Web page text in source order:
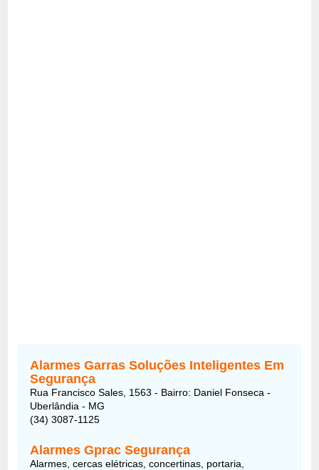
Alarmes Garras Soluções Inteligentes Em
Segurança
Rua Francisco Sales, 1563 - Bairro: Daniel Fonseca -
Uberlândia - MG
(34) 3087-1125
Alarmes Gprac Segurança
Alarmes, cercas elétricas, concertinas, portaria,